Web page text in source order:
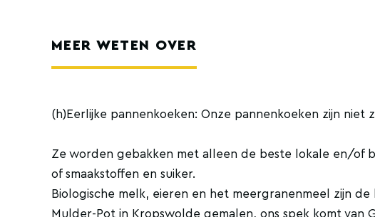
MEER WETEN OVER
(h)Eerlijke pannenkoeken: Onze pannenkoeken zijn niet
Ze worden gebakken met alleen de beste lokale en/of
of smaakstoffen en suiker.
Biologische melk, eieren en het meergranenmeel zijn
Mulder-Pot in Kropswolde gemalen, ons spek komt van